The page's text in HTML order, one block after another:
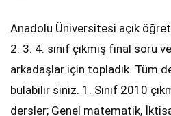
Anadolu Üniversitesi açık
2. 3. 4. sınıf çıkmış final soru
arkadaşlar için topladık. Tüm
bulabilir siniz. 1. Sınıf 2010
dersler; Genel matematik,